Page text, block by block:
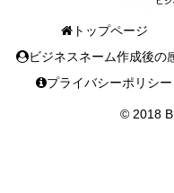
トップページ
ビジネスネーム作成後の
プライバシーポリシー
© 2018